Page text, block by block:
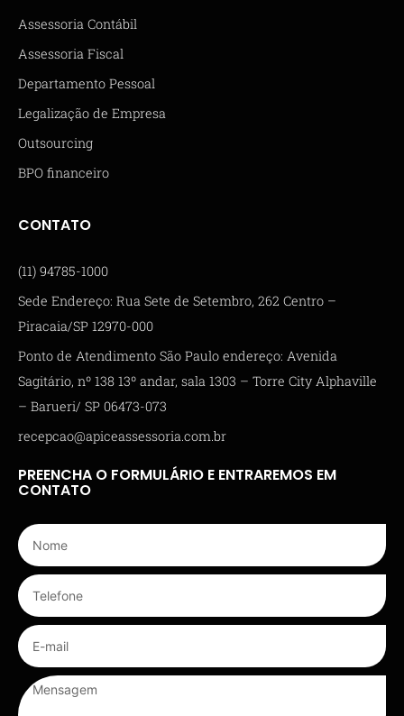
Assessoria Contábil
Assessoria Fiscal
Departamento Pessoal
Legalização de Empresa
Outsourcing
BPO financeiro
CONTATO
(11) 94785-1000
Sede Endereço: Rua Sete de Setembro, 262 Centro –
Piracaia/SP 12970-000
Ponto de Atendimento São Paulo endereço: Avenida
Sagitário, nº 138 13º andar, sala 1303 – Torre City Alphaville
– Barueri/ SP 06473-073
recepcao@apiceassessoria.com.br
PREENCHA O FORMULÁRIO E ENTRAREMOS EM
CONTATO